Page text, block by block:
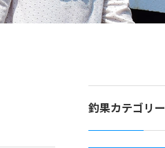
釣果カテゴリー